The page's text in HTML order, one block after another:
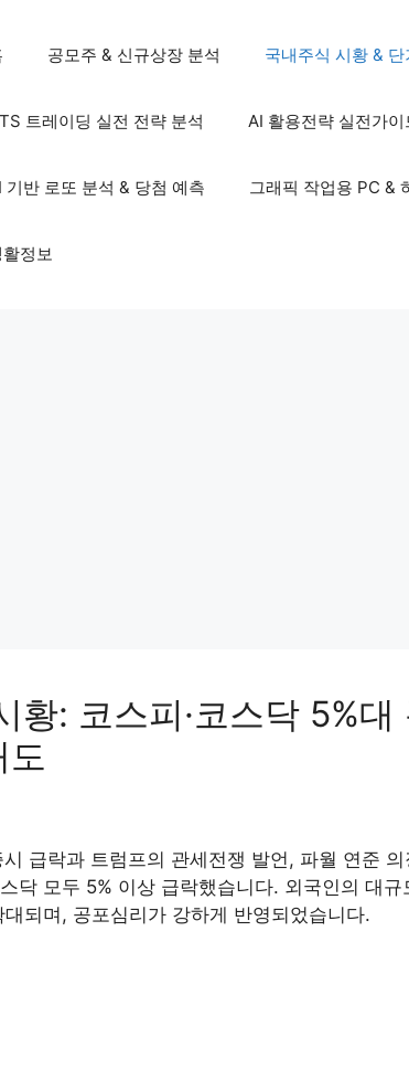
공모주 & 신규상장 분석 국내주식 시황 &
트레이딩 실전 전략 분석 AI 활용전략 실전가이
기반 로또 분석 & 당첨 예측 그래픽 작업용 PC &
정보
: 코스피·코스닥 5%대
도
급락과 트럼프의 관세전쟁 발언, 파월 연준 의
닥 모두 5% 이상 급락했습니다. 외국인의 대규
되며, 공포심리가 강하게 반영되었습니다.